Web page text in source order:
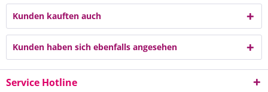
Kunden kauften auch
Kunden haben sich ebenfalls angesehen
Service Hotline